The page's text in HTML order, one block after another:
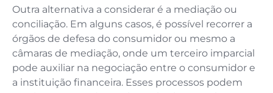
Outra alternativa a considerar é a mediação ou
conciliação. Em alguns casos, é possível recorrer a
órgãos de defesa do consumidor ou mesmo a
câmaras de mediação, onde um terceiro imparcial
pode auxiliar na negociação entre o consumidor e
a instituição financeira. Esses processos podem